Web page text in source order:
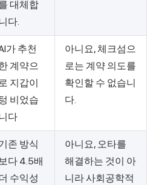
대체합
다.
가 추천
계약으
지갑이
텅 비었습
다
아니요, 체크섬으
로는 계약 의도를
확인할 수 없습니
다.
존 방식
다 4.5배
수익성
아니요, 오타를
해결하는 것이 아
니라 사회공학적